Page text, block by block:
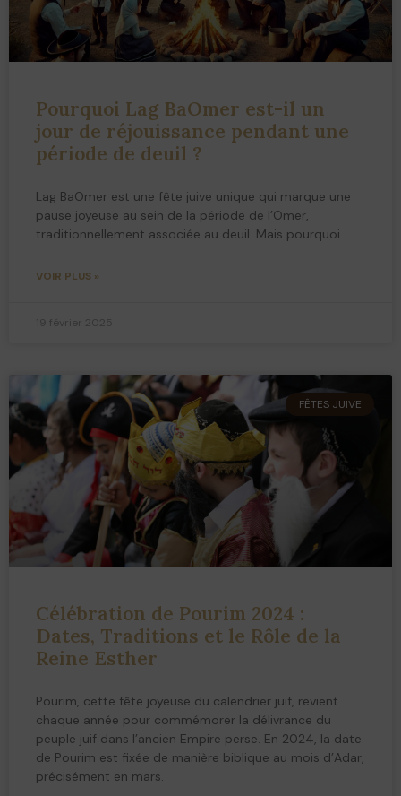
Pourquoi Lag BaOmer est-il un
jour de réjouissance pendant une
période de deuil ?
Lag BaOmer est une fête juive unique qui marque une
pause joyeuse au sein de la période de l’Omer,
traditionnellement associée au deuil. Mais pourquoi
VOIR PLUS »
19 février 2025
FÊTES JUIVE
Célébration de Pourim 2024 :
Dates, Traditions et le Rôle de la
Reine Esther
Pourim, cette fête joyeuse du calendrier juif, revient
chaque année pour commémorer la délivrance du
peuple juif dans l’ancien Empire perse. En 2024, la date
de Pourim est fixée de manière biblique au mois d’Adar,
précisément en mars.